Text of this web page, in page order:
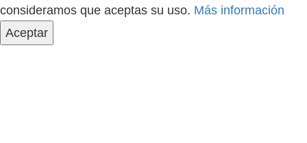
consideramos que aceptas su uso. Más información
Aceptar